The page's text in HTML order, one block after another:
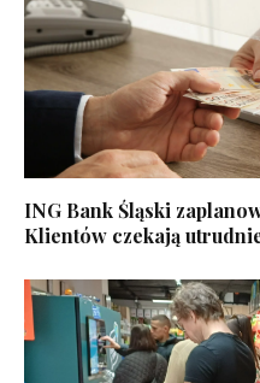
ING Bank Śląski
Klientów czekają